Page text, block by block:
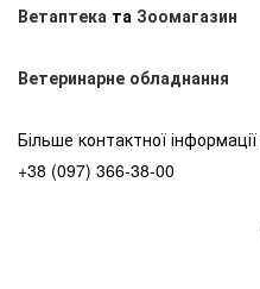
Ветаптека та Зоомагазин
Ветеринарне обладнання
Більше контактної інформації
+38 (097) 366-38-00